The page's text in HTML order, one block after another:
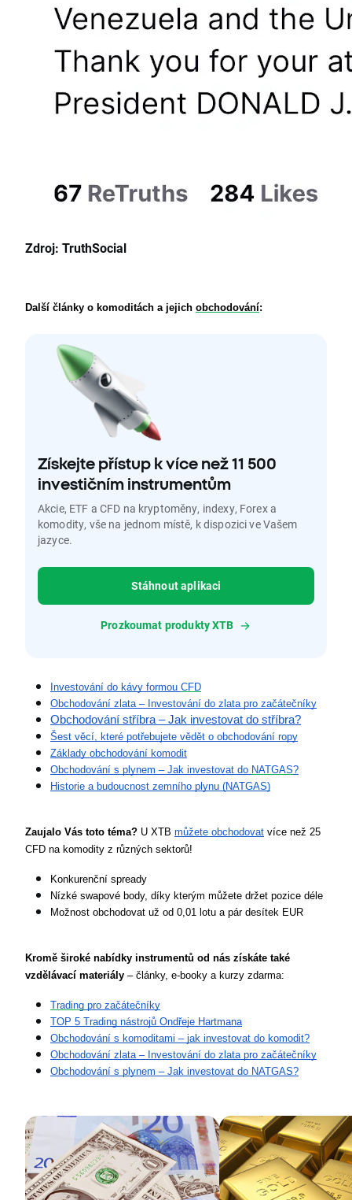
Zdroj: TruthSocial
Další články o komoditách a jejich obchodování:
Získejte přístup k více než 11 500
investičním instrumentům
Akcie, ETF a CFD na kryptoměny, indexy, Forex a
komodity, vše na jednom místě, k dispozici ve Vašem
jazyce.
Stáhnout aplikaci
Prozkoumat produkty XTB
Investování do kávy formou CFD
Obchodování zlata – Investování do zlata pro začátečníky
Obchodování stříbra – Jak investovat do stříbra?
Šest věcí, které potřebujete vědět o obchodování ropy
Základy obchodování komodit
Obchodování s plynem – Jak investovat do NATGAS?
Historie a budoucnost zemního plynu (NATGAS)
Zaujalo Vás toto téma? U XTB můžete obchodovat více než 25
CFD na komodity z různých sektorů!
Konkurenční spready
Nízké swapové body, díky kterým můžete držet pozice déle
Možnost obchodovat už od 0,01 lotu a pár desítek EUR
Kromě široké nabídky instrumentů od nás získáte také
vzdělávací materiály – články, e-booky a kurzy zdarma:
Trading pro začátečníky
TOP 5 Trading nástrojů Ondřeje Hartmana
Obchodování s komoditami – jak investovat do komodit?
Obchodování zlata – Investování do zlata pro začátečníky
Obchodování s plynem – Jak investovat do NATGAS?